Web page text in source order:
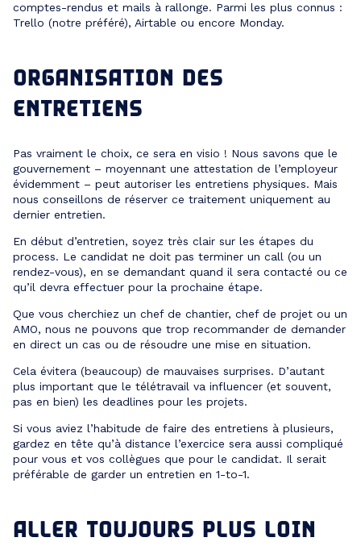
comptes-rendus et mails à rallonge. Parmi les plus connus :
Trello (notre préféré), Airtable ou encore Monday.
ORGANISATION DES
ENTRETIENS
Pas vraiment le choix, ce sera en visio ! Nous savons que le
gouvernement – moyennant une attestation de l’employeur
évidemment – peut autoriser les entretiens physiques. Mais
nous conseillons de réserver ce traitement uniquement au
dernier entretien.
En début d’entretien, soyez très clair sur les étapes du
process. Le candidat ne doit pas terminer un call (ou un
rendez-vous), en se demandant quand il sera contacté ou ce
qu’il devra effectuer pour la prochaine étape.
Que vous cherchiez un chef de chantier, chef de projet ou un
AMO, nous ne pouvons que trop recommander de demander
en direct un cas ou de résoudre une mise en situation.
Cela évitera (beaucoup) de mauvaises surprises. D’autant
plus important que le télétravail va influencer (et souvent,
pas en bien) les deadlines pour les projets.
Si vous aviez l’habitude de faire des entretiens à plusieurs,
gardez en tête qu’à distance l’exercice sera aussi compliqué
pour vous et vos collègues que pour le candidat. Il serait
préférable de garder un entretien en 1-to-1.
ALLER TOUJOURS PLUS LOIN